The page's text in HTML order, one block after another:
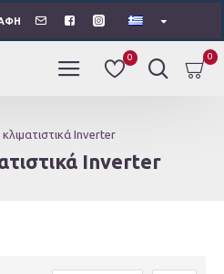
0 0
κλιματιστικά Inverter
Inverter